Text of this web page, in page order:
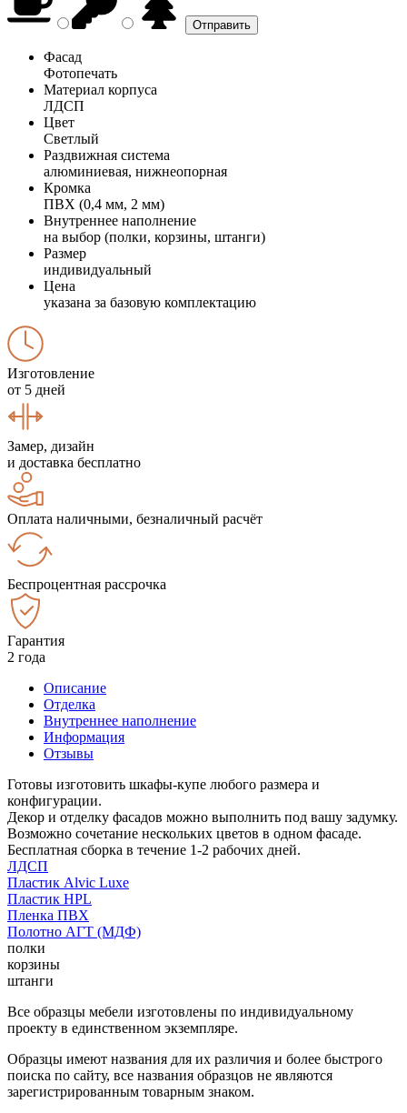
Фасад
Фотопечать
Материал корпуса
ЛДСП
Цвет
Светлый
Раздвижная система
алюминиевая, нижнеопорная
Кромка
ПВХ (0,4 мм, 2 мм)
Внутреннее наполнение
на выбор (полки, корзины, штанги)
Размер
индивидуальный
Цена
указана за базовую комплектацию
Изготовление
от 5 дней
Замер, дизайн
и доставка бесплатно
Оплата наличными, безналичный расчёт
Беспроцентная рассрочка
Гарантия
2 года
Описание
Отделка
Внутреннее наполнение
Информация
Отзывы
Готовы изготовить шкафы-купе любого размера и
конфигурации.
Декор и отделку фасадов можно выполнить под вашу задумку.
Возможно сочетание нескольких цветов в одном фасаде.
Бесплатная сборка в течение 1-2 рабочих дней.
ЛДСП
Пластик Alvic Luxe
Пластик HPL
Пленка ПВХ
Полотно АГТ (МДФ)
полки
корзины
штанги
Все образцы мебели изготовлены по индивидуальному
проекту в единственном экземпляре.
Образцы имеют названия для их различия и более быстрого
поиска по сайту, все названия образцов не являются
зарегистрированным товарным знаком.